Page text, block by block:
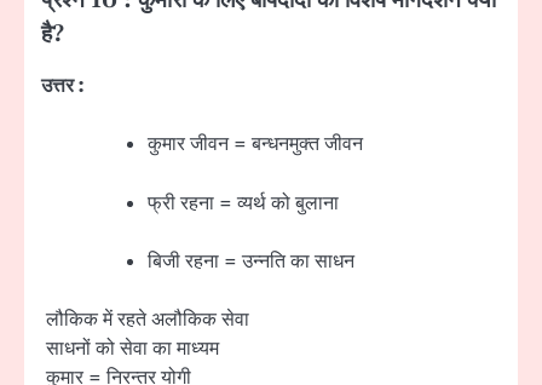
है?
उत्तर :
कुमार जीवन = बन्धनमुक्त जीवन
फ्री रहना = व्यर्थ को बुलाना
बिजी रहना = उन्नति का साधन
लौकिक में रहते अलौकिक सेवा
साधनों को सेवा का माध्यम
कुमार = निरन्तर योगी